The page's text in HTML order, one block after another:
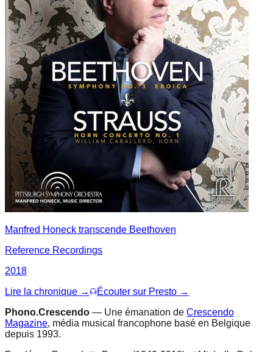
Manfred Honeck transcende Beethoven
Reference Recordings
2018
Lire la chronique →
Écouter sur Presto →
Phono.Crescendo — Une émanation de Crescendo
Magazine, média musical francophone basé en Belgique
depuis 1993.